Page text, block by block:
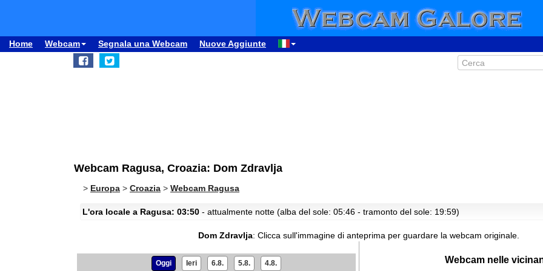
Home Webcam Segnala una Webcam Nuove Aggiunte
Webcam Ragusa, Croazia: Dom Zdravlja
> Europa > Croazia > Webcam Ragusa
L'ora locale a Ragusa: 03:50 - attualmente notte (alba del sole: 05:46 - tramonto del sole: 19:59)
Dom Zdravlja: Clicca sull'immagine di anteprima per guardare la webcam originale.
Oggi Ieri 6.8. 5.8. 4.8. Webcam nelle